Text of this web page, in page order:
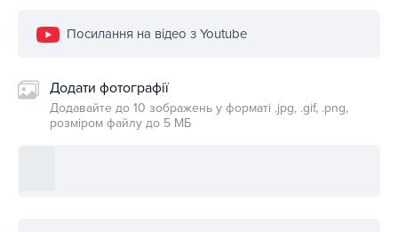
Посилання на відео з Youtube
Додати фотографії
Додавайте до 10 зображень у форматі .jpg, .gif, .png,
розміром файлу до 5 МБ